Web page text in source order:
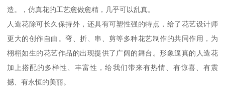
造。，仿真花的工艺愈做愈精，几乎可以乱真。
人造花除可长久保持外，还具有可塑性强的特点，给了花艺设计师
更大的创作自由。弯、折、串、剪等多种花艺制作的共同作用，为
栩栩如生的花艺作品的出现提供了广阔的舞台。形象逼真的人造花
加上搭配的多样性、丰富性，给我们带来有热情、有惊喜、有震
撼、有永恒的美丽。